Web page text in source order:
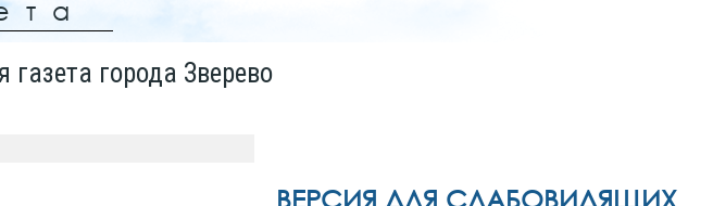
города Зверево
ВЕРСИЯ ДЛЯ СЛАБОВИДЯЩИХ